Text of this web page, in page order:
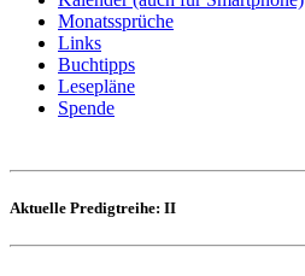
Monatssprüche
Links
Buchtipps
Lesepläne
Spende
Aktuelle Predigtreihe: II